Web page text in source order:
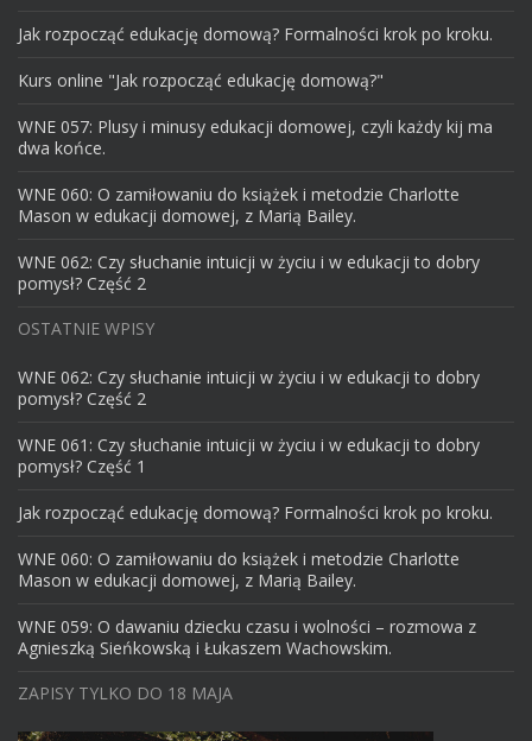
Jak rozpocząć edukację domową? Formalności krok po kroku.
Kurs online "Jak rozpocząć edukację domową?"
WNE 057: Plusy i minusy edukacji domowej, czyli każdy kij ma
dwa końce.
WNE 060: O zamiłowaniu do książek i metodzie Charlotte
Mason w edukacji domowej, z Marią Bailey.
WNE 062: Czy słuchanie intuicji w życiu i w edukacji to dobry
pomysł? Część 2
OSTATNIE WPISY
WNE 062: Czy słuchanie intuicji w życiu i w edukacji to dobry
pomysł? Część 2
WNE 061: Czy słuchanie intuicji w życiu i w edukacji to dobry
pomysł? Część 1
Jak rozpocząć edukację domową? Formalności krok po kroku.
WNE 060: O zamiłowaniu do książek i metodzie Charlotte
Mason w edukacji domowej, z Marią Bailey.
WNE 059: O dawaniu dziecku czasu i wolności – rozmowa z
Agnieszką Sieńkowską i Łukaszem Wachowskim.
ZAPISY TYLKO DO 18 MAJA